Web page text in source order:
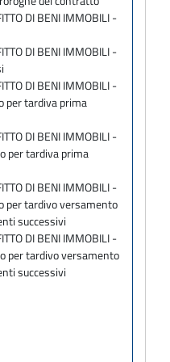
DI BENI IMMOBILI -
DI BENI IMMOBILI -
DI BENI IMMOBILI -
per tardiva prima
DI BENI IMMOBILI -
per tardiva prima
DI BENI IMMOBILI -
per tardivo versamento
successivi
DI BENI IMMOBILI -
per tardivo versamento
successivi